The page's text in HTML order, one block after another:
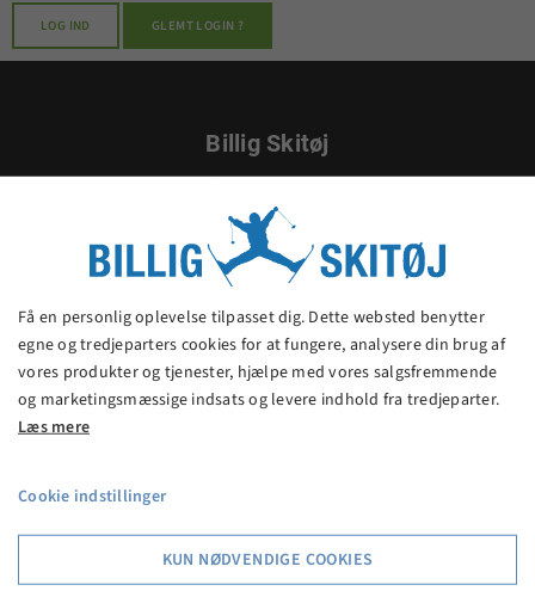
LOG IND GLEMT LOGIN ?
Billig Skitøj
Billig Skitøj er en af Danmarks billigste butikker med
skitøj og skiudstyr. Spar 20% - 70% på kendte
mærkevarer.
Kontakt
Få en personlig oplevelse tilpasset dig. Dette websted benytter
egne og tredjeparters cookies for at fungere, analysere din brug af
vores produkter og tjenester, hjælpe med vores salgsfremmende
og marketingsmæssige indsats og levere indhold fra tredjeparter.
Læs mere
Cookie indstillinger
KUN NØDVENDIGE COOKIES